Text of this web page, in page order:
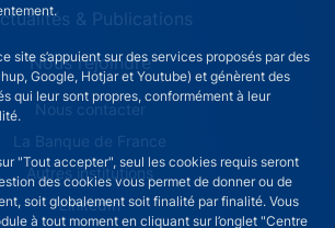
site s’appuient sur des services proposés par des
Google, Hotjar et Youtube) et génèrent des
qui leur sont propres, conformément à leur
"Tout accepter", seul les cookies requis seront
des cookies vous permet de donner ou de
soit globalement soit finalité par finalité. Vous
à tout moment en cliquant sur l’onglet "Centre
& Publications
Nous rejoindre
menu (French)
Nous contacter
La Banque de France
Autres institutions
LinkedIn